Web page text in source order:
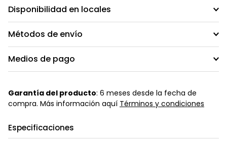
Disponibilidad en locales
Métodos de envío
Medios de pago
Garantía del producto: 6 meses desde la fecha de
compra. Más información aquí Términos y condiciones
Especificaciones